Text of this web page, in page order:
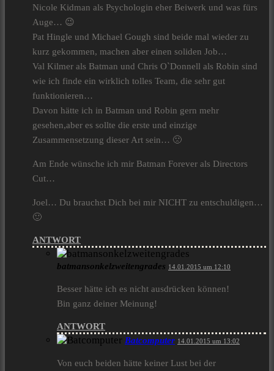
Nicole Kidman als Psychologin eher Beiwerk und was fürs
Auge… 😉
Pat Hingle und Michael Gough sind beide mal wieder zu
kurz gekommen, machen aber einen soliden Job…
Val Kilmer als Batman und Chris O`Donnell als Robin sind
wie ich finde ein wirklich tolles Team, die sehr gut
funktionieren…
Davon hätte ich in Batman und Robin gern mehr
gesehen,aber es sollte die erste und einzige
Zusammensetzung dieser Art sein… 🙁
Am Ende wünsche ich mir Batman Forever als Directors
Cut…
Joel… Du brauchst Dich bei mir NICHT zu entschuldigen…
🙂
ANTWORT
batmansonkelzweitengrades 14.01.2015 um 12:10
Besser hätte ich es nicht ausdrücken können!
Bin ganz deiner Meinung!
ANTWORT
Batcomputer 14.01.2015 um 13:02
Von euch beiden hätte keiner Lust bei der